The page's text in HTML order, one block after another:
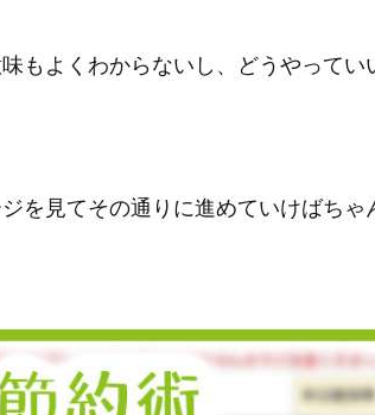
もよくわからないし、どうやって
を見てその通りに進めていけばち